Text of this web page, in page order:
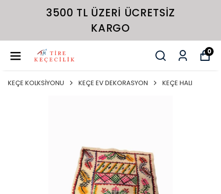
3500 TL ÜZERI ÜCRETSIZ
KARGO
0
KEÇE KOLKSİYONU KEÇE EV DEKORASYON KEÇE HALI